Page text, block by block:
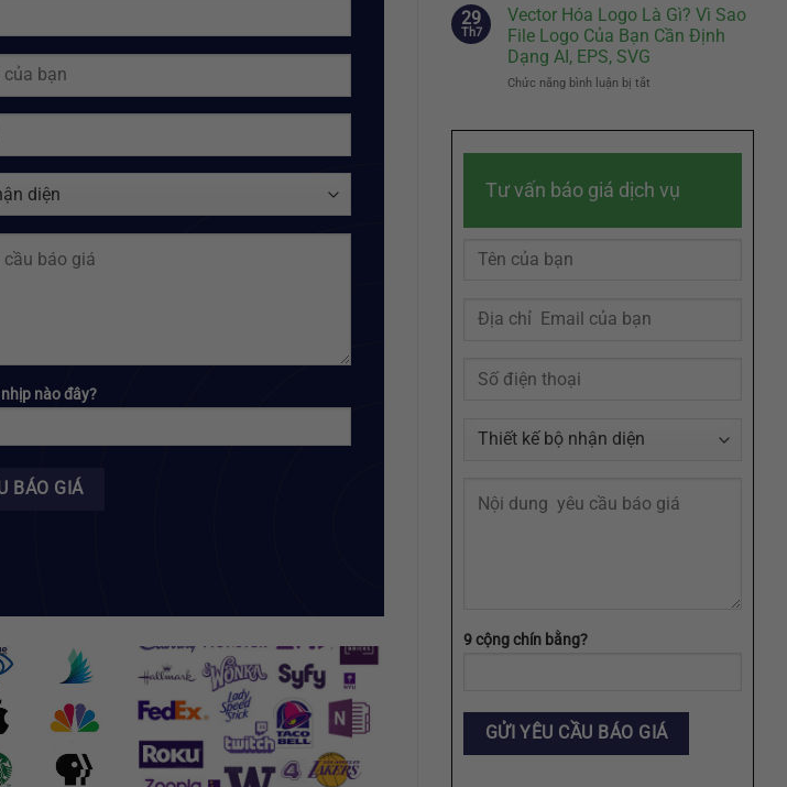
nào đây?
Nghiệp
Chuyện
Thương
Hay
Đến
Đâu
Ghi
29
Th7
Vector Hóa Logo Là Gì? Vì Sao
File Logo Của Bạn Cần Định
Dạng AI, EPS, SVG
Chức năng bình luận bị tắt
Là
Vì
File
Tư vấn báo giá dịch vụ
9 cộng chín bằng?